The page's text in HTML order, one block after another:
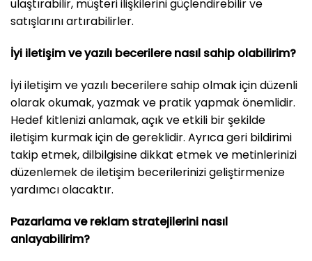
ulaştırabilir, müşteri ilişkilerini güçlendirebilir ve
satışlarını artırabilirler.
İyi iletişim ve yazılı becerilere nasıl sahip olabilirim?
İyi iletişim ve yazılı becerilere sahip olmak için düzenli
olarak okumak, yazmak ve pratik yapmak önemlidir.
Hedef kitlenizi anlamak, açık ve etkili bir şekilde
iletişim kurmak için de gereklidir. Ayrıca geri bildirimi
takip etmek, dilbilgisine dikkat etmek ve metinlerinizi
düzenlemek de iletişim becerilerinizi geliştirmenize
yardımcı olacaktır.
Pazarlama ve reklam stratejilerini nasıl
anlayabilirim?